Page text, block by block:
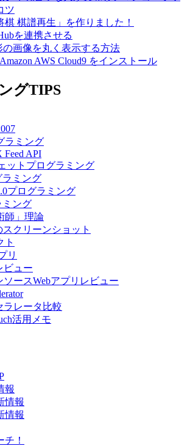
ツ
棋 棋譜再生」を作りました！
を連携させる
の画像を丸く表示する方法
AWS Cloud9 をインストール
グTIPS
ラミング
Feed API
ットプログラミング
ラミング
プログラミング
ミング
師」理論
スクリーンショット
ト
リ
ビュー
ソースWebアプリレビュー
ラレータ比較
活用メモ
報
情報
情報
！